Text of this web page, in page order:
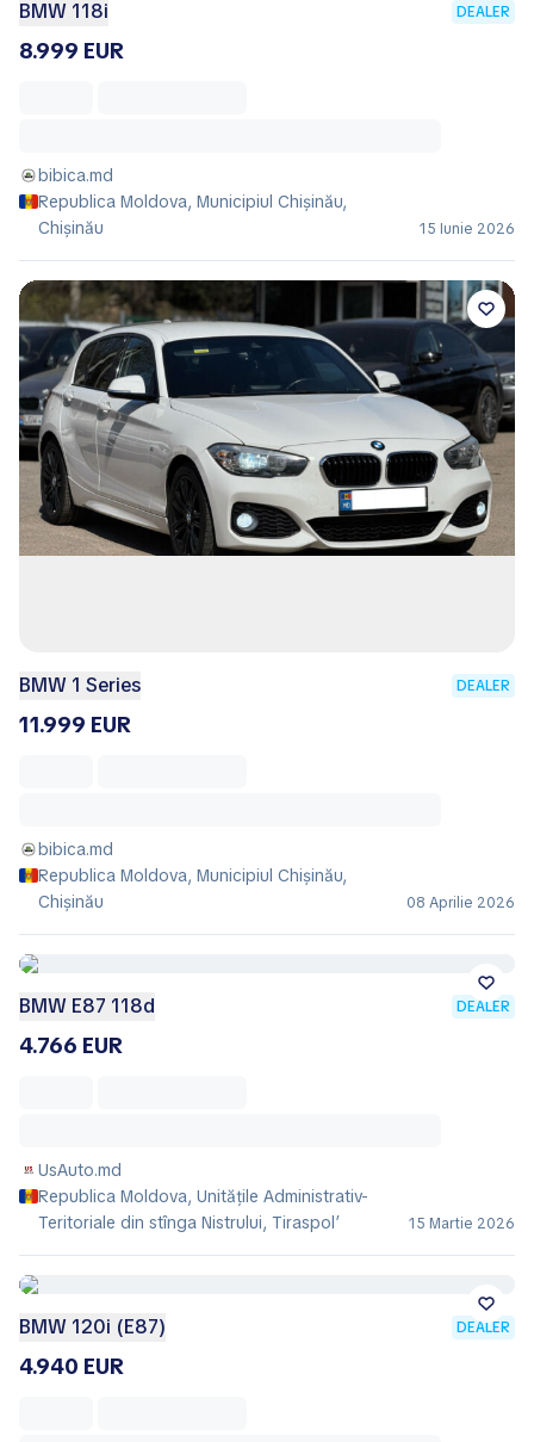
BMW 118i DEALER
8.999 EUR
bibica.md
Republica Moldova, Municipiul Chișinău,
Chișinău
15 Iunie 2026
BMW 1 Series DEALER
11.999 EUR
bibica.md
Republica Moldova, Municipiul Chișinău,
Chișinău
08 Aprilie 2026
BMW E87 118d DEALER
4.766 EUR
UsAuto.md
Republica Moldova, Unitățile Administrativ-
Teritoriale din stînga Nistrului, Tiraspol’
15 Martie 2026
BMW 120i (E87) DEALER
4.940 EUR